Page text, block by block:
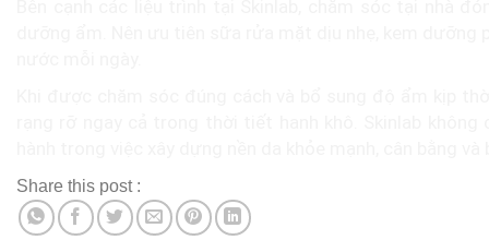
Share this post :